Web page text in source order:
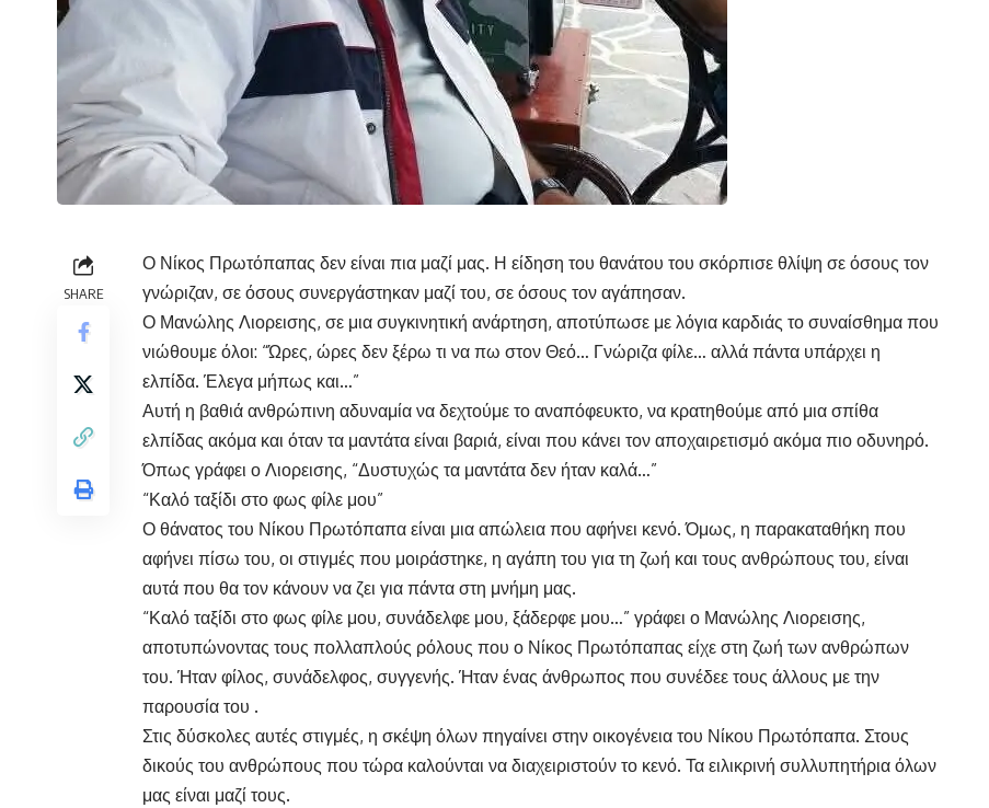
SHARE
Ο Νίκος Πρωτόπαπας δεν είναι πια μαζί μας. Η είδηση του θανάτου του σκόρπισε θλίψη σε όσους τον
γνώριζαν, σε όσους συνεργάστηκαν μαζί του, σε όσους τον αγάπησαν.
Ο Μανώλης Λιορεισης, σε μια συγκινητική ανάρτηση, αποτύπωσε με λόγια καρδιάς το συναίσθημα που
νιώθουμε όλοι: “Ώρες, ώρες δεν ξέρω τι να πω στον Θεό… Γνώριζα φίλε… αλλά πάντα υπάρχει η
ελπίδα. Έλεγα μήπως και…”
Αυτή η βαθιά ανθρώπινη αδυναμία να δεχτούμε το αναπόφευκτο, να κρατηθούμε από μια σπίθα
ελπίδας ακόμα και όταν τα μαντάτα είναι βαριά, είναι που κάνει τον αποχαιρετισμό ακόμα πιο οδυνηρό.
Όπως γράφει ο Λιορεισης, “Δυστυχώς τα μαντάτα δεν ήταν καλά…”
“Καλό ταξίδι στο φως φίλε μου”
Ο θάνατος του Νίκου Πρωτόπαπα είναι μια απώλεια που αφήνει κενό. Όμως, η παρακαταθήκη που
αφήνει πίσω του, οι στιγμές που μοιράστηκε, η αγάπη του για τη ζωή και τους ανθρώπους του, είναι
αυτά που θα τον κάνουν να ζει για πάντα στη μνήμη μας.
“Καλό ταξίδι στο φως φίλε μου, συνάδελφε μου, ξάδερφε μου…” γράφει ο Μανώλης Λιορεισης,
αποτυπώνοντας τους πολλαπλούς ρόλους που ο Νίκος Πρωτόπαπας είχε στη ζωή των ανθρώπων
του. Ήταν φίλος, συνάδελφος, συγγενής. Ήταν ένας άνθρωπος που συνέδεε τους άλλους με την
παρουσία του .
Στις δύσκολες αυτές στιγμές, η σκέψη όλων πηγαίνει στην οικογένεια του Νίκου Πρωτόπαπα. Στους
δικούς του ανθρώπους που τώρα καλούνται να διαχειριστούν το κενό. Τα ειλικρινή συλλυπητήρια όλων
μας είναι μαζί τους.